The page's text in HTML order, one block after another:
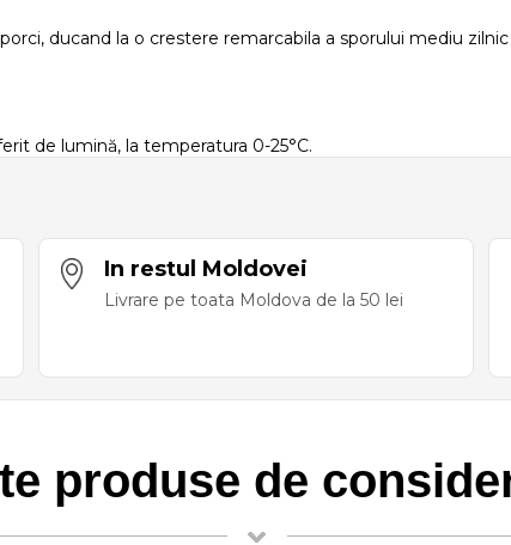
ducand la o crestere remarcabila a sporului mediu
de lumină, la temperatura 0-25°C.
In restul Moldovei
Livrare pe toata Moldova de la 50 lei
produse de